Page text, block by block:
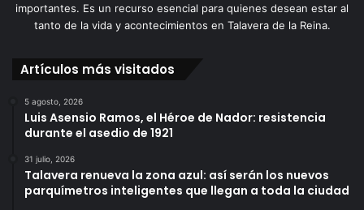
importantes. Es un recurso esencial para quienes desean estar al
tanto de la vida y acontecimientos en Talavera de la Reina.
Artículos más visitados
5 agosto, 2026
Luis Asensio Ramos, el Héroe de Nador: resistencia
durante el asedio de 1921
31 julio, 2026
Talavera renueva la zona azul: así serán los nuevos
parquímetros inteligentes que llegan a toda la ciudad